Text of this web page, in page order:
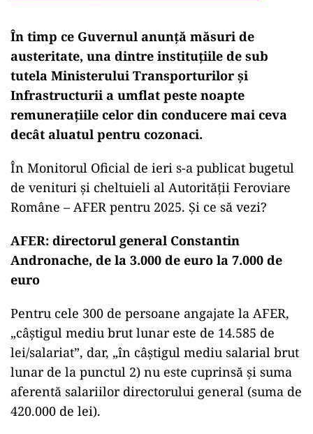
În timp ce Guvernul anunță măsuri de
austeritate, una dintre instituțiile de sub
tutela Ministerului Transporturilor și
Infrastructurii a umflat peste noapte
remunerațiile celor din conducere mai ceva
decât aluatul pentru cozonaci.
În Monitorul Oficial de ieri s-a publicat bugetul
de venituri și cheltuieli al Autorității Feroviare
Române – AFER pentru 2025. Și ce să vezi?
AFER: directorul general Constantin
Andronache, de la 3.000 de euro la 7.000 de
euro
Pentru cele 300 de persoane angajate la AFER,
„câștigul mediu brut lunar este de 14.585 de
lei/salariat”, dar, „în câștigul mediu salarial brut
lunar de la punctul 2) nu este cuprinsă și suma
aferentă salariilor directorului general (suma de
420.000 de lei).